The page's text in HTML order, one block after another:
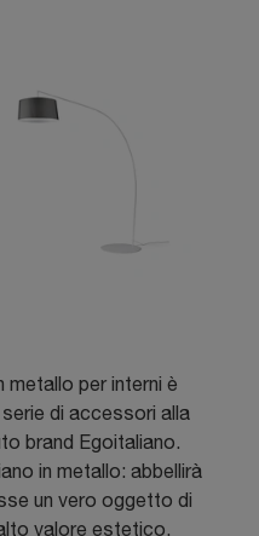
per interni è
di accessori alla
brand Egoitaliano.
in metallo: abbellirà
un vero oggetto di
valore estetico.